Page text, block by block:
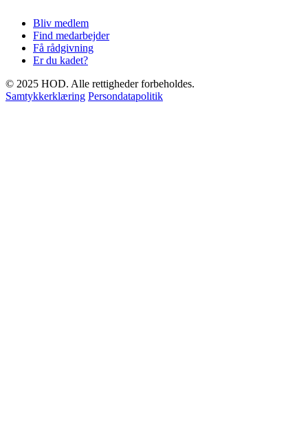
Bliv medlem
Find medarbejder
Få rådgivning
Er du kadet?
© 2025 HOD. Alle rettigheder forbeholdes.
Samtykkerklæring Persondatapolitik